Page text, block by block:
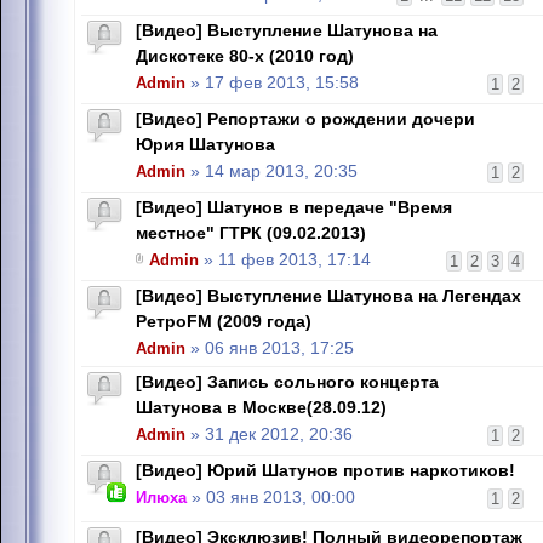
[Видео] Выступление Шатунова на
Дискотеке 80-х (2010 год)
1 2
Admin » 17 фев 2013, 15:58
[Видео] Репортажи о рождении дочери
Юрия Шатунова
1 2
Admin » 14 мар 2013, 20:35
[Видео] Шатунов в передаче "Время
местное" ГТРК (09.02.2013)
1 2 3 4
Admin » 11 фев 2013, 17:14
[Видео] Выступление Шатунова на Легендах
РетроFM (2009 года)
Admin » 06 янв 2013, 17:25
[Видео] Запись сольного концерта
Шатунова в Москве(28.09.12)
1 2
Admin » 31 дек 2012, 20:36
[Видео] Юрий Шатунов против наркотиков!
1 2
Илюха» 03 янв 2013, 00:00
[Видео] Эксклюзив! Полный видеорепортаж